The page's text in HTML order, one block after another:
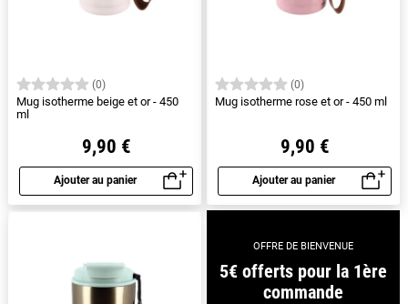
(0)
Mug isotherme beige et or - 450
ml
9,90 €
Ajouter au panier
Aperçu rapide
(0)
Mug isotherme rose et or - 450 ml
9,90 €
Ajouter au panier
Aperçu rapide
OFFRE DE BIENVENUE
5€ offerts pour la 1ère
commande